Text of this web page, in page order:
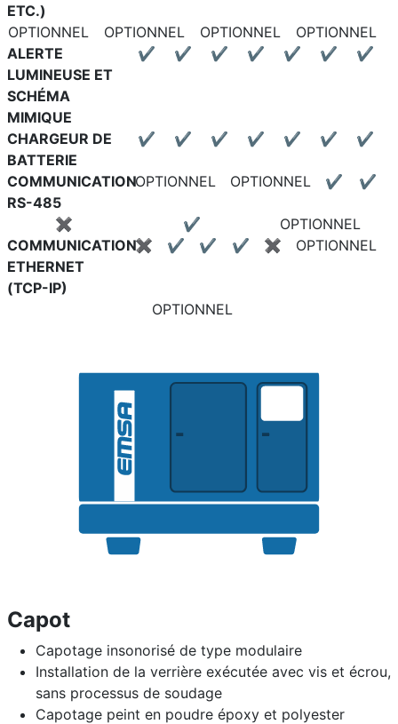
ETC.)
OPTIONNEL OPTIONNEL OPTIONNEL
OPTIONNEL
ALERTE
LUMINEUSE ET
SCHÉMA
MIMIQUE
✔ ✔ ✔ ✔ ✔ ✔ ✔
CHARGEUR DE
BATTERIE
✔ ✔ ✔ ✔ ✔ ✔ ✔
COMMUNICATION
RS-485
OPTIONNEL OPTIONNEL ✔ ✔
✖ ✔
OPTIONNEL
COMMUNICATION
ETHERNET
(TCP-IP)
✖ ✔ ✔ ✔ ✖ OPTIONNEL
OPTIONNEL
Capot
Capotage insonorisé de type modulaire
Installation de la verrière exécutée avec vis et écrou,
sans processus de soudage
Capotage peint en poudre époxy et polyester